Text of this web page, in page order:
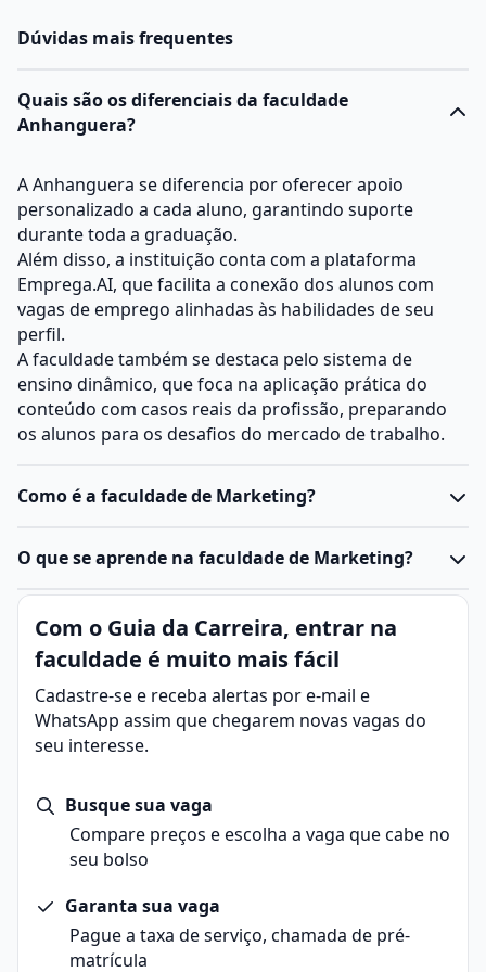
Dúvidas mais frequentes
Quais são os diferenciais da faculdade
Anhanguera?
A Anhanguera se diferencia por oferecer apoio
personalizado a cada aluno, garantindo suporte
durante toda a graduação.
Além disso, a instituição conta com a plataforma
Emprega.AI, que facilita a conexão dos alunos com
vagas de emprego alinhadas às habilidades de seu
perfil.
A faculdade também se destaca pelo sistema de
ensino dinâmico, que foca na aplicação prática do
conteúdo com casos reais da profissão, preparando
os alunos para os desafios do mercado de trabalho.
Como é a faculdade de Marketing?
O curso de Marketing forma profissionais capazes de
marcas, entendendo o comportamento do
consumidor e o funcionamento do mercado. Ele pode
ser oferecido como graduação presencial ou EAD,
Estrutura do curso
O que se aprende na faculdade de Marketing?
Marketing é um conjunto de estratégias e práticas
que uma empresa ou pessoa utiliza para entender o
mercado, atrair clientes e promover produtos ou
serviços de forma eficiente.
Em resumo:
Marketing envolve estratégias para entender o
serviços, com o objetivo de criar valor para os
consumidores e gerar resultados para as empresas.
As principais áreas incluem Marketing de Conteúdo,
SEO (Search Engine Optimization), Marketing de Mídia
cada uma focada em aspectos específicos da
comunicação e estratégias de mercado.
O curso de Marketing tem duração média de 4 anos,
Com o Guia da Carreira, entrar na
faculdade é muito mais fácil
Cadastre-se e receba alertas por e-mail e
WhatsApp assim que chegarem novas vagas do
seu interesse.
Busque sua vaga
Compare preços e escolha a vaga que cabe no
seu bolso
Garanta sua vaga
Pague a taxa de serviço, chamada de pré-
matrícula